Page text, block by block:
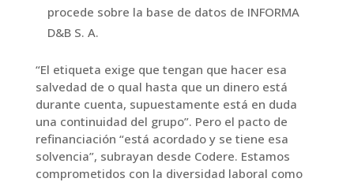
procede sobre la base de datos de INFORMA
D&B S. A.
“El etiqueta exige que tengan que hacer esa
salvedad de o qual hasta que un dinero está
durante cuenta, supuestamente está en duda
una continuidad del grupo”. Pero el pacto de
refinanciación “está acordado y se tiene esa
solvencia”, subrayan desde Codere. Estamos
comprometidos con la diversidad laboral como